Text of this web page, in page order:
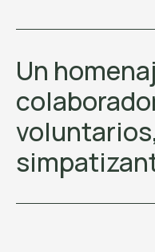
Un
voluntarios,